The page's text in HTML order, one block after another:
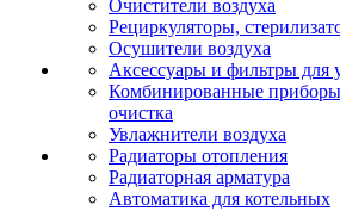
Очистители воздуха
Рециркуляторы,
Осушители воздуха
Аксессуары и фильтры для
Комбинированные
очистка
Увлажнители воздуха
Радиаторы отопления
Радиаторная арматура
Автоматика для котельных